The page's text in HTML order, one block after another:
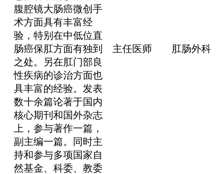
腹腔镜大肠癌微创手
术方面具有丰富经
验，特别在中低位直
肠癌保肛方面有独到
之处。另在肛门部良
性疾病的诊治方面也
具丰富的经验。发表
数十余篇论著于国内
核心期刊和国外杂志
上，参与著作一篇，
副主编一篇。同时主
持和参与多项国家自
然基金、科委、教委
主任医师 肛肠外科